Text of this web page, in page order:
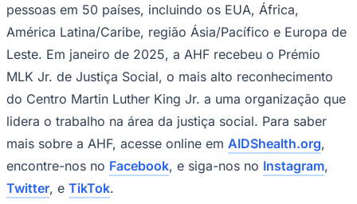
pessoas em 50 países, incluindo os EUA, África,
América Latina/Caribe, região Ásia/Pacífico e Europa de
Leste. Em janeiro de 2025, a AHF recebeu o Prémio
MLK Jr. de Justiça Social, o mais alto reconhecimento
do Centro Martin Luther King Jr. a uma organização que
lidera o trabalho na área da justiça social. Para saber
mais sobre a AHF, acesse online em AIDShealth.org,
encontre-nos no Facebook, e siga-nos no Instagram,
Twitter, e TikTok.